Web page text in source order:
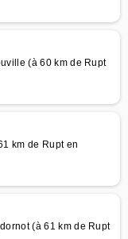
(à 60 km de Rupt
km de Rupt en
(à 61 km de Rupt